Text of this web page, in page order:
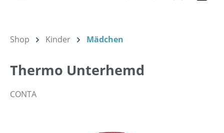
Shop Kinder Mädchen
Thermo Unterhemd
CONTA